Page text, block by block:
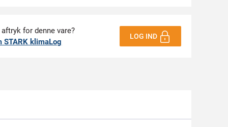
aftryk for denne vare?
STARK klimaLog
LOG IND